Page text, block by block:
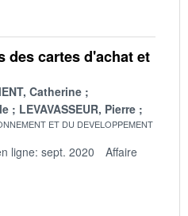
des cartes d'achat et
Catherine
LEVAVASSEUR, Pierre
ET DU DEVELOPPEMENT
ligne: sept. 2020
Affaire